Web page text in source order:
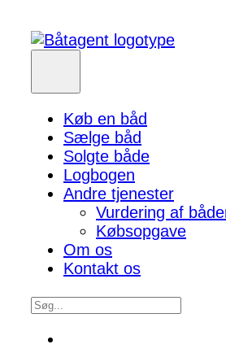
Køb en båd
Sælge båd
Solgte både
Logbogen
Andre tjenester
Vurdering af
Købsopgave
Om os
Kontakt os